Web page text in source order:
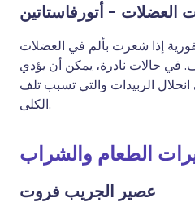
العضلات - أتورفاستاتين
إذا شعرت بألم في العضلات
في حالات نادرة، يمكن أن يؤدي
الربيدات والتي تسبب تلف
الكلى.
الطعام والشراب
عصير الجريب فروت